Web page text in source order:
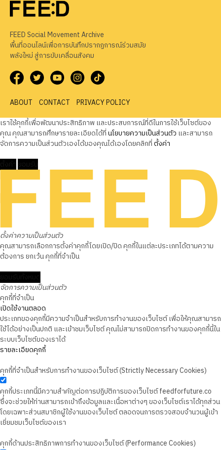
FEED Social Movement Archive
พื้นที่ออนไลน์เพื่อการบันทึกปรากฏการณ์ร่วมสมัย
พลังใหม่ สู่การขับเคลื่อนสังคม
ABOUT CONTACT
PRIVACY POLICY
เราใช้คุกกี้เพื่อพัฒนาประสิทธิภาพ และประสบการณ์ที่ดีในการใช้เว็บไซต์ของ
คุณ คุณสามารถศึกษารายละเอียดได้ที่นโยบายความเป็นส่วนตัว และสามารถ
จัดการความเป็นส่วนตัวเองได้ของคุณได้เองโดยคลิกที่ตั้งค่า
ตั้งค่าความเป็นส่วนตัว
คุณสามารถเลือกการตั้งค่าคุกกี้โดยเปิด/ปิด คุกกี้ในแต่ละประเภทได้ตามความ
ต้องการ ยกเว้น คุกกี้ที่จำเป็น
จัดการความเป็นส่วนตัว
คุกกี้ที่จำเป็น
เปิดใช้งานตลอด
ประเภทของคุกกี้มีความจำเป็นสำหรับการทำงานของเว็บไซต์ เพื่อให้คุณสามารถ
ใช้ได้อย่างเป็นปกติ และเข้าชมเว็บไซต์ คุณไม่สามารถปิดการทำงานของคุกกี้นี้ใน
ระบบเว็บไซต์ของเราได้
รายละเอียดคุกกี้
คุกกี้ที่จำเป็นสำหรับการทำงานของเว็บไซต์ (Strictly Necessary Cookies)
คุกกี้ประเภทนี้มีความสำคัญต่อการปฏิบัติการของเว็บไซต์ feedforfuture.co
ซึ่งจะช่วยให้ท่านสามารถเข้าถึงข้อมูลและเนื้อหาต่างๆ ของเว็บไซต์เราได้ทุกส่วน
โดยเฉพาะส่วนสมาชิกผู้ใช้งานของเว็บไซต์ ตลอดจนการตรวจสอบจำนวนผู้เข้า
เยี่ยมชมเว็บไซต์ของเรา
คุกกี้ด้านประสิทธิภาพการทำงานของเว็บไซต์ (Performance Cookies)